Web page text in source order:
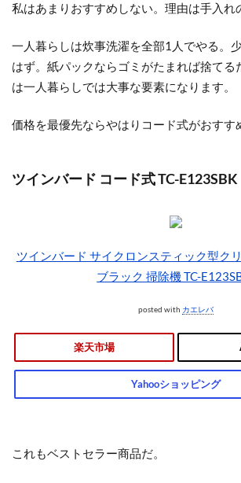
私はあまりおすすめしない。理由は手入れ
一人暮らしは炊事洗濯を全部1人でやる。
はず。紙パックならゴミがたまれば捨てる
は一人暮らしでは大事な要素になります。
価格を最優先ならやはりコード式がおすす
ツインバード コード式 TC-E123SBK
ツインバード サイクロンスティック型ク
ブラック 掃除機 TC-
posted with カエレバ
楽天市場
Yahooショッピング
これもベストセラー商品だ。